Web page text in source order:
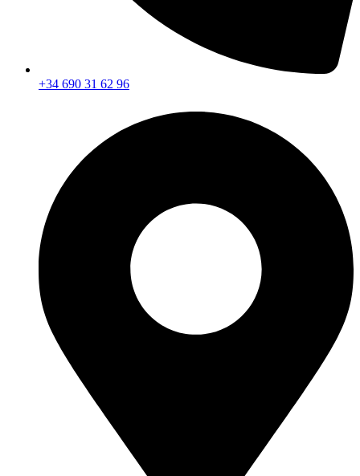
+34 690 31 62 96